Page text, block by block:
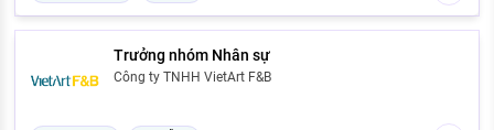
Trưởng nhóm Nhân sự
Công ty TNHH VietArt F&B